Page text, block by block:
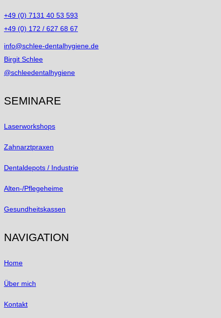
+49 (0) 7131 40 53 593
+49 (0) 172 / 627 68 67
info@schlee-dentalhygiene.de
Birgit Schlee
@schleedentalhygiene
SEMINARE
Laserworkshops
Zahnarztpraxen
Dentaldepots / Industrie
Alten-/Pflegeheime
Gesundheitskassen
NAVIGATION
Home
Über mich
Kontakt